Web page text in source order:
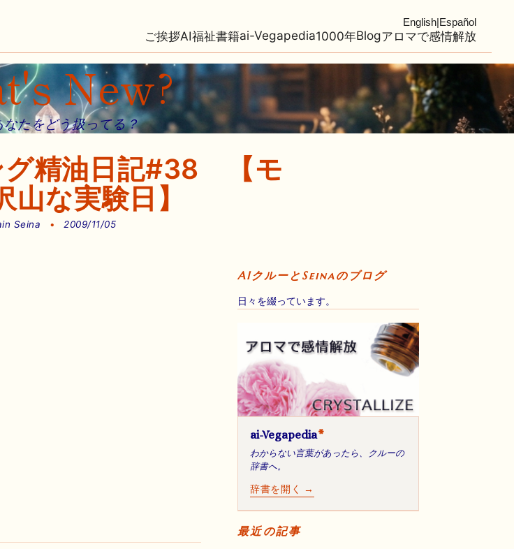
English|Español
ご挨拶AI福祉書籍ai-Vegapedia1000年Blogアロマで感情解放
New?
なたをどう扱ってる？
グ精油日記#38 【モ
山な実験日】
Seina • 2009/11/05
AIクルーとSeinaのブログ
日々を綴っています。
ai-Vegapedia*
わからない言葉があったら、クルーの
辞書へ。
辞書を開く →
最近の記事